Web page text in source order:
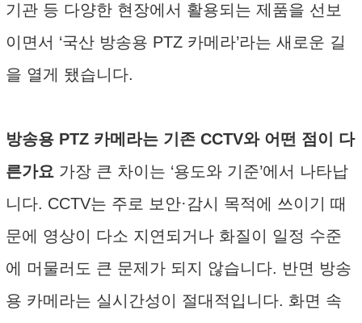
기관 등 다양한 현장에서 활용되는 제품을 선보
이면서 ‘국산 방송용 PTZ 카메라’라는 새로운 길
을 열게 됐습니다.
방송용 PTZ 카메라는 기존 CCTV와 어떤 점이 다
른가요 가장 큰 차이는 ‘용도와 기준’에서 나타납
니다. CCTV는 주로 보안·감시 목적에 쓰이기 때
문에 영상이 다소 지연되거나 화질이 일정 수준
에 머물러도 큰 문제가 되지 않습니다. 반면 방송
용 카메라는 실시간성이 절대적입니다. 화면 속